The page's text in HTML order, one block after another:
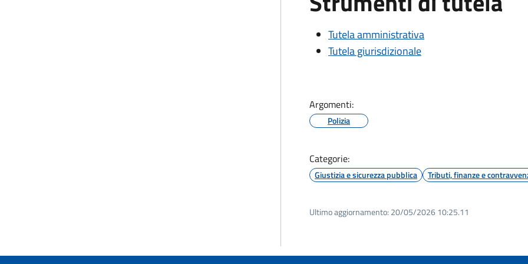
Tutela amministrativa
Tutela giurisdizionale
Argomenti:
Polizia
Categorie:
Giustizia e sicurezza pubblica Tributi, finanze e
Ultimo aggiornamento: 20/05/2026 10:25.11